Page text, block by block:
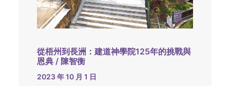
從梧州到長洲：建道神學院125年的挑戰與
恩典 / 陳智衡
2023 年 10 月 1 日